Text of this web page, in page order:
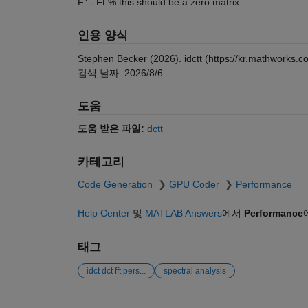
인용 양식
Stephen Becker (2026). idctt(https://
검색 날짜: 2026/8/6
도움
도움 받은 파일: dctt
카테고리
Code Generation GPU Coder Performance
Help Center및 MATLAB Answers에서 Performance
태그
idct dct fft pers... spectral analysis